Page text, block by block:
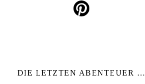
DIE LETZTEN ABENTEUER …